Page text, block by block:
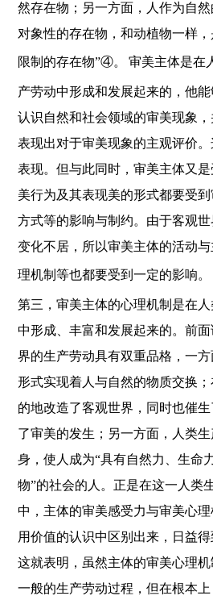
然存在物；另一方面，人作为自然
对象性的存在物，和动植物一样
限制的存在物”④。 审美主体是在
产劳动中形成和发展起来的，他
认识自然和社会领域的审美现象
表现出对于审美现象的主观评价
表现。但与此同时，审美主体又
美行为及其表现美的形式都要受
方式等的影响与制约。由于客观
变化不居，所以审美主体的活动
理机制等也都要受到一定的影响。
第三，审美主体的心理机制是在
中形成、丰富和发展起来的。前
界的生产劳动具有双重品格，一
形式实现着人与自然的物质交换
的地改造了客观世界，同时也催
了审美的发生；另一方面，人类
身，使人成为“具有自然力、生命
物”的社会的人。正是在这一人类
中，主体的审美感受力与审美心
用价值的认识中区别出来，日益得
这就表明，虽然主体的审美心理
一般的生产劳动过程，但在根本